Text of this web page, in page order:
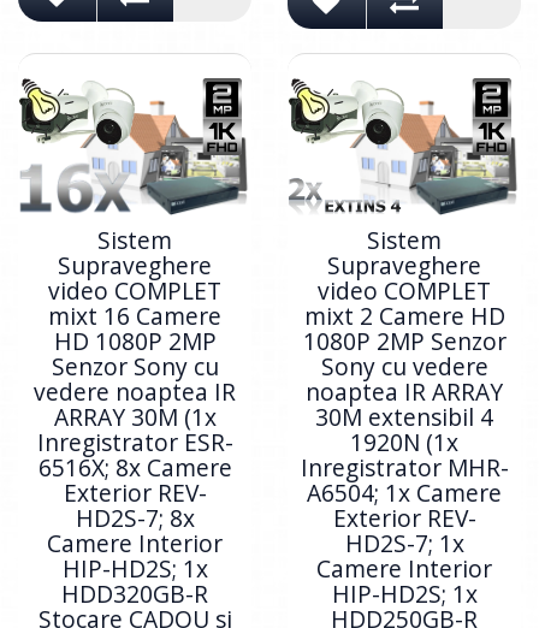
Sistem
Supraveghere
video COMPLET
mixt 16 Camere
HD 1080P 2MP
Senzor Sony cu
vedere noaptea IR
ARRAY 30M (1x
Inregistrator ESR-
6516X; 8x Camere
Exterior REV-
HD2S-7; 8x
Camere Interior
HIP-HD2S; 1x
HDD320GB-R
Stocare CADOU si
Sistem
Supraveghere
video COMPLET
mixt 2 Camere HD
1080P 2MP Senzor
Sony cu vedere
noaptea IR ARRAY
30M extensibil 4
1920N (1x
Inregistrator MHR-
A6504; 1x Camere
Exterior REV-
HD2S-7; 1x
Camere Interior
HIP-HD2S; 1x
HDD250GB-R